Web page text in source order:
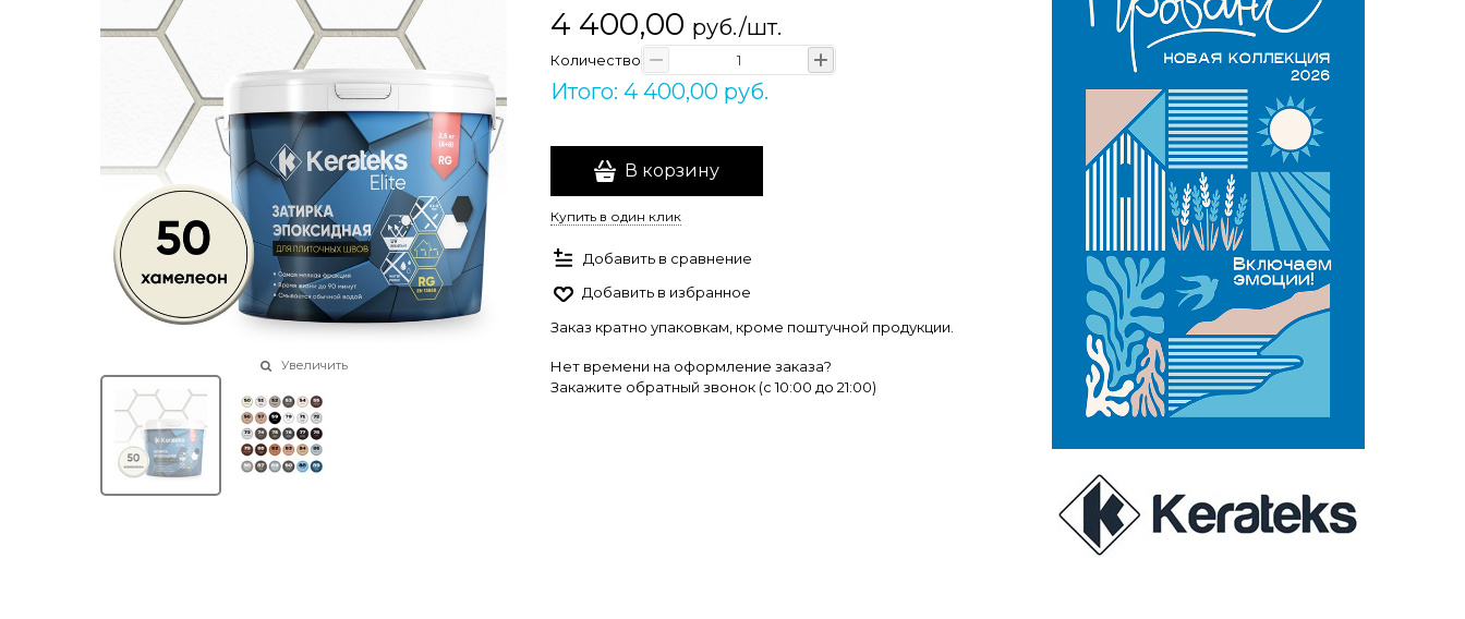
Увеличить
4 400,00 руб./шт.
Количество
Итого: 4 400,00 руб.
В корзину
Купить в один клик
Добавить в сравнение
Добавить в избранное
Заказ кратно упаковкам, кроме поштучной продукции.
Нет времени на оформление заказа?
Закажите обратный звонок (c 10:00 до 21:00)